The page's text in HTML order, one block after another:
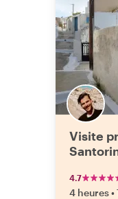
Visite
4.7
4 heures•